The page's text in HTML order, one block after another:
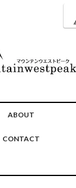
ABOUT
CONTACT